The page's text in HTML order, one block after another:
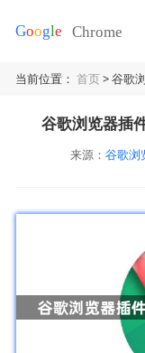
当前位置：首页> 谷歌
谷歌浏览器插
来源： 谷歌浏